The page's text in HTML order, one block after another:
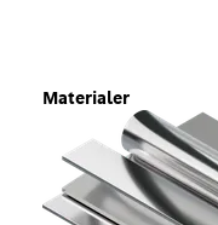
Materialer